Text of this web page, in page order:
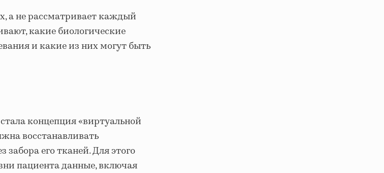
а не рассматривает каждый
какие биологические
и какие из них могут быть
концепция «виртуальной
восстанавливать
его тканей. Для этого
пациента данные, включая